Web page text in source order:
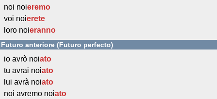
noi noieremo
voi noierete
loro noieranno
Futuro anteriore (Futuro perfecto)
io avrò noiato
tu avrai noiato
lui avrà noiato
noi avremo noiato